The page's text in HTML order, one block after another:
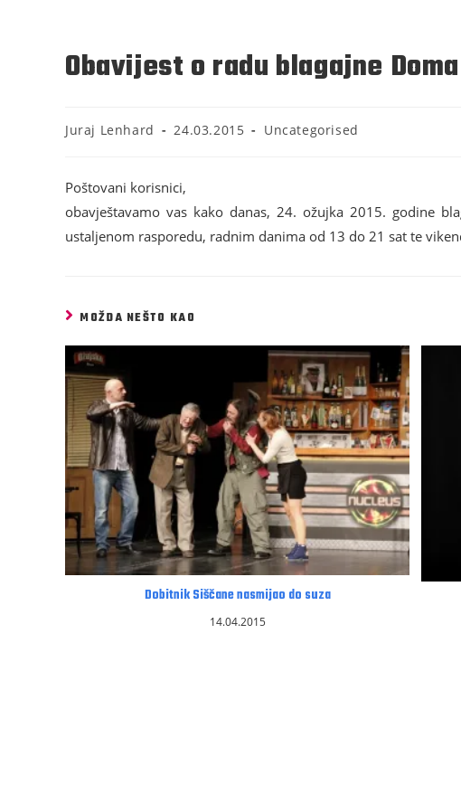
Obavijest o radu blagajne
Juraj Lenhard 24.03.2015 Uncategorised
Poštovani korisnici,
obavještavamo vas kako danas, 24. ožujka 2015. godine
ustaljenom rasporedu, radnim danima od 13 do 21 sat te
MOŽDA NEŠTO KAO
Dobitnik Siščane nasmijao do suza
14.04.2015